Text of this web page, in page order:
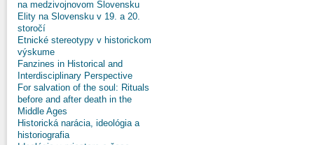
na medzivojnovom Slovensku
Elity na Slovensku v 19. a 20.
storočí
Etnické stereotypy v historickom
výskume
Fanzines in Historical and
Interdisciplinary Perspective
For salvation of the soul: Rituals
before and after death in the
Middle Ages
Historická narácia, ideológia a
historiografia